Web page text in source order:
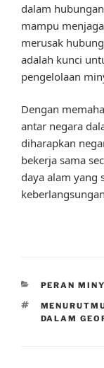
dalam
mampu
merusak
adalah kunci
pengelolaan
Dengan
antar negara
diharapkan
bekerja sama
daya alam yang
PERAN
TAGS
DALAM